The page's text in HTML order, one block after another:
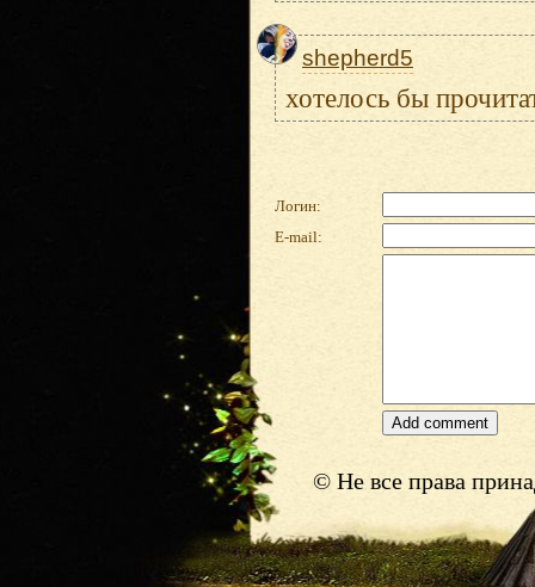
shepherd5
хотелось бы
Логин:
E-mail:
© Не все права